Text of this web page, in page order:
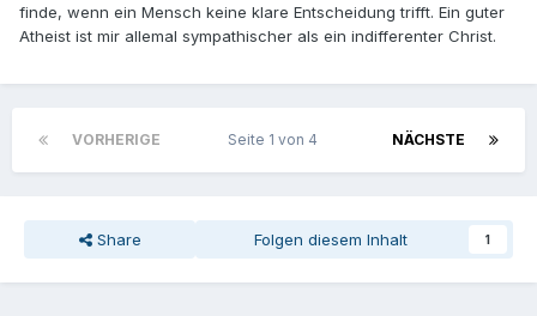
finde, wenn ein Mensch keine klare Entscheidung trifft. Ein guter
Atheist ist mir allemal sympathischer als ein indifferenter Christ.
VORHERIGE NÄCHSTE
Seite 1 von 4
Share Folgen diesem Inhalt 1